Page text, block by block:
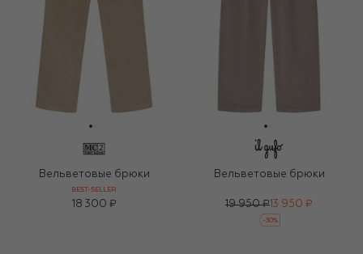
Вельветовые брюки
BEST-SELLER
18 300 ₽
Вельветовые брюки
19 950 ₽ 13 950 ₽
-30%